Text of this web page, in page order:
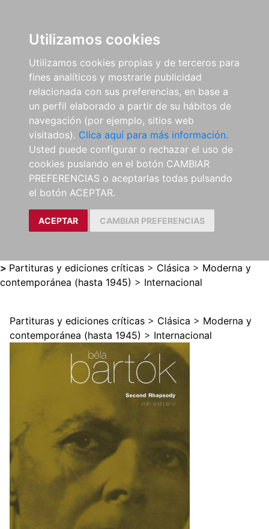
Utilizamos cookies
Utilizamos cookies propias y de terceros para
fines analíticos y mostrarle publicidad
relacionada con sus preferencias, en base a
un perfil elaborado a partir de su hábitos de
navegación (por ejemplo, sitios web
visitados). Clica aquí para más información.
Usted puede configurar o rechazar el uso de
cookies puslando en el botón CAMBIAR
PREFERENCIAS o aceptarlas todas pulsando
el botón ACEPTAR.
ACEPTAR CAMBIAR PREFERENCIAS
> Partituras y ediciones críticas > Clásica > Moderna y
contemporánea (hasta 1945) > Internacional
Partituras y ediciones críticas > Clásica > Moderna y
contemporánea (hasta 1945) > Internacional